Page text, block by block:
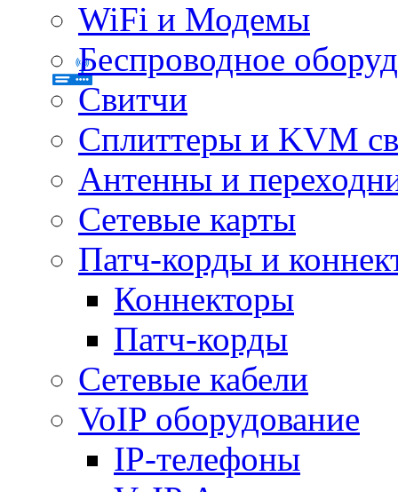
WiFi и Модемы
Беспроводное
Свитчи
Сплиттеры и KVM
Антенны и
Сетевые карты
Патч-корды и
Коннекторы
Патч-корды
Сетевые кабели
VoIP оборудование
IP-телефоны